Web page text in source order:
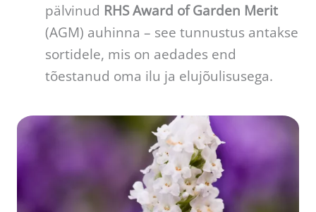
pälvinud RHS Award of Garden Merit
(AGM) auhinna – see tunnustus antakse
sortidele, mis on aedades end
tõestanud oma ilu ja elujõulisusega.